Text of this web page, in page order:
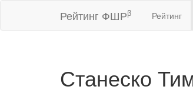
Рейтинг ФШРβ Рейтинг
Станеско